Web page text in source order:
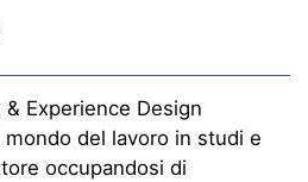
Experience Design
del lavoro in studi e
occupandosi di